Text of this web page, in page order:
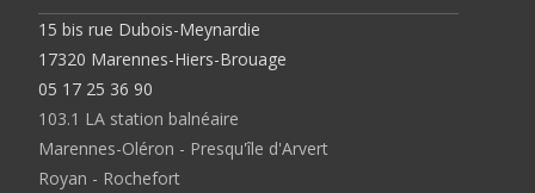
15 bis rue Dubois-Meynardie
17320 Marennes-Hiers-Brouage
05 17 25 36 90
103.1 LA station balnéaire
Marennes-Oléron - Presqu'île d'Arvert
Royan - Rochefort